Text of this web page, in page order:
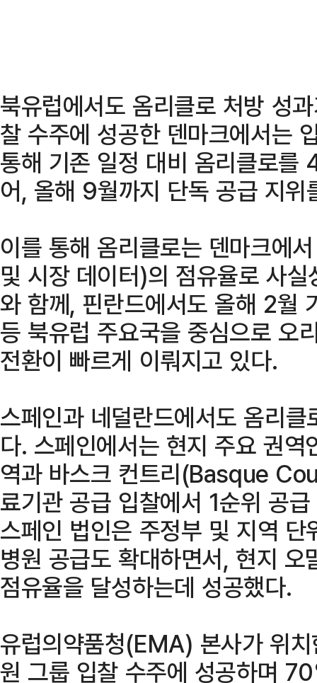
북유럽에서도 옴리클로 처방 성
찰 수주에 성공한 덴마크에서는
통해 기존 일정 대비 옴리클로를
어, 올해 9월까지 단독 공급 지위
이를 통해 옴리클로는 덴마크에
및 시장 데이터)의 점유율로 사
와 함께, 핀란드에서도 올해 2월
등 북유럽 주요국을 중심으로 오
전환이 빠르게 이뤄지고 있다.
스페인과 네덜란드에서도 옴리
다. 스페인에서는 현지 주요 권
역과 바스크 컨트리(Basque
료기관 공급 입찰에서 1순위 공
스페인 법인은 주정부 및 지역
병원 공급도 확대하면서, 현지
점유율을 달성하는데 성공했다.
유럽의약품청(EMA) 본사가 위
원 그룹 입찰 수주에 성공하며